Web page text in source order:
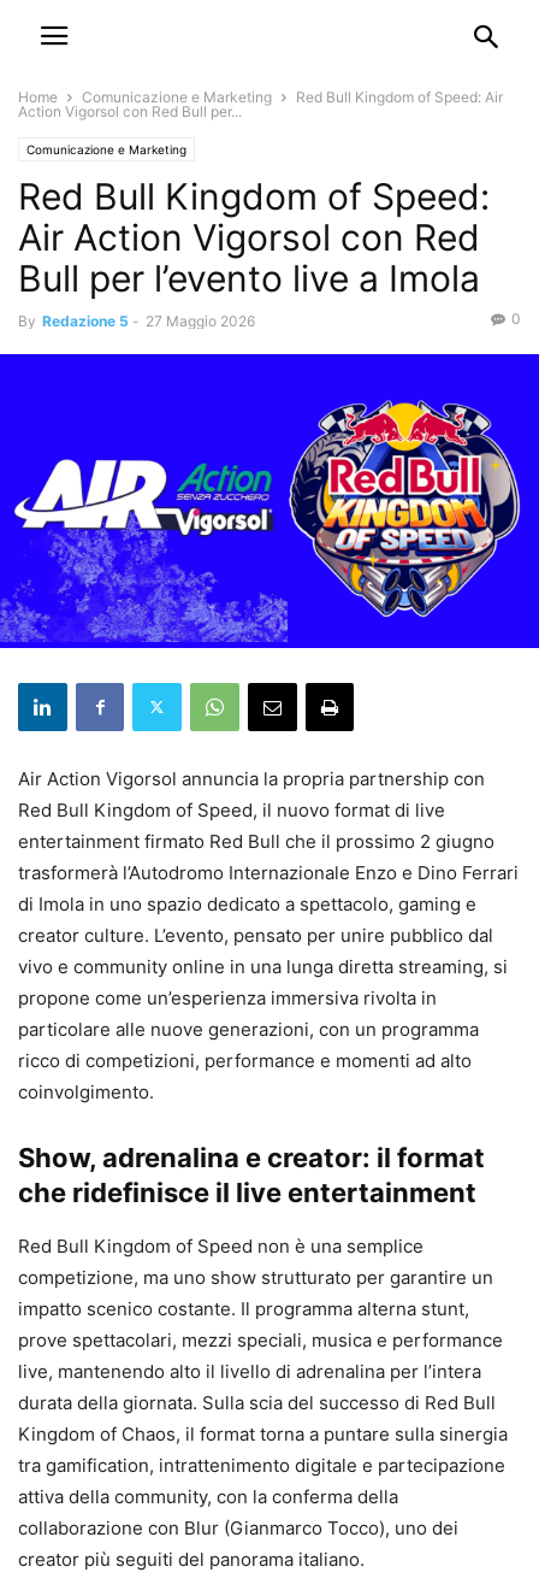
Home Comunicazione e Marketing
Red Bull Kingdom of Speed: Air
Action Vigorsol con Red Bull per...
Comunicazione e Marketing
Red Bull Kingdom of Speed:
Air Action Vigorsol con Red
Bull per l’evento live a Imola
By Redazione 5 - 27 Maggio 2026 0
Air Action Vigorsol annuncia la propria partnership con
Red Bull Kingdom of Speed, il nuovo format di live
entertainment firmato Red Bull che il prossimo 2 giugno
trasformerà l’Autodromo Internazionale Enzo e Dino Ferrari
di Imola in uno spazio dedicato a spettacolo, gaming e
creator culture. L’evento, pensato per unire pubblico dal
vivo e community online in una lunga diretta streaming, si
propone come un’esperienza immersiva rivolta in
particolare alle nuove generazioni, con un programma
ricco di competizioni, performance e momenti ad alto
coinvolgimento.
Show, adrenalina e creator: il format
che ridefinisce il live entertainment
Red Bull Kingdom of Speed non è una semplice
competizione, ma uno show strutturato per garantire un
impatto scenico costante. Il programma alterna stunt,
prove spettacolari, mezzi speciali, musica e performance
live, mantenendo alto il livello di adrenalina per l’intera
durata della giornata. Sulla scia del successo di Red Bull
Kingdom of Chaos, il format torna a puntare sulla sinergia
tra gamification, intrattenimento digitale e partecipazione
attiva della community, con la conferma della
collaborazione con Blur (Gianmarco Tocco), uno dei
creator più seguiti del panorama italiano.